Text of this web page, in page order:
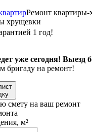
Ремонт квартиры-
хрущевки
1 год!
уже сегодня! Выезд
бригаду на ремонт!
смету на ваш ремонт
м²